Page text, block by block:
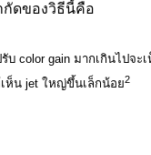
กัดของวิธีนี้คือ
บ color gain มากเกินไปจะ
เห็น jet ใหญ่ขึ้นเล็กน้อย2